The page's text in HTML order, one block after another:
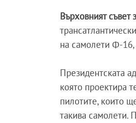
Върховният съвет
на самолети Ф-
Президентската
която проектира
пилотите, които
такива самолети.